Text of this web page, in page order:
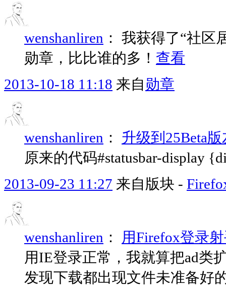
wenshanliren ： 我获得了“社区
勋章，比比谁的多！ 查看
2013-10-18 11:18 来自勋章
wenshanliren ： 升级到25Beta
原来的代码#statusbar-display
2013-09-23 11:27 来自版块 -
wenshanliren ： 用Firefox登录
用IE登录正常，我就算把ad类
发现下载都出现文件未准备好